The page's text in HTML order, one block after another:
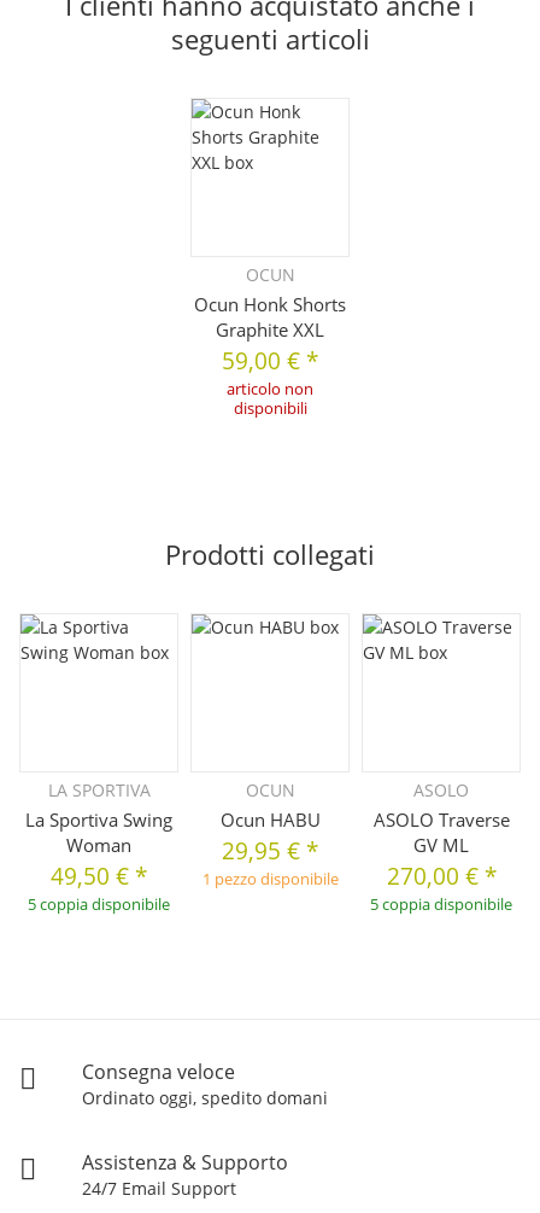
seguenti articoli
OCUN
Ocun Honk Shorts
Graphite XXL
59,00 € *
articolo non
disponibili
Prodotti collegati
LA SPORTIVA
La Sportiva Swing
Woman
49,50 € *
5 coppia disponibile
OCUN
Ocun HABU
29,95 € *
1 pezzo disponibile
ASOLO
ASOLO Traverse
GV ML
270,00 € *
5 coppia disponibile
Consegna veloce
Ordinato oggi, spedito domani
Assistenza & Supporto
24/7 Email Support